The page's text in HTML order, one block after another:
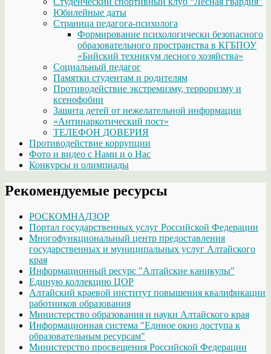
Юбилейные даты
Страница педагога-психолога
Формирование психологически безопасного
образовательного пространства в КГБПОУ
«Бийский техникум лесного хозяйства»
Социальный педагог
Памятки студентам и родителям
Противодействие экстремизму, терроризму и
ксенофобии
Защита детей от нежелательной информации
«Антинаркотический пост»
ТЕЛЕФОН ДОВЕРИЯ
Противодействие коррупции
Фото и видео с Нами и о Нас
Конкурсы и олимпиады
Рекомендуемые ресурсы
РОСКОМНАДЗОР
Портал государственных услуг Российской Федерации
Многофункциональный центр предоставления
государственных и муниципальных услуг Алтайского
края
Информационный ресурс "Алтайские каникулы"
Единую коллекцию ЦОР
Алтайский краевой институт повышения квалификации
работников образования
Министерство образования и науки Алтайского края
Информационная система "Единое окно доступа к
образовательным ресурсам"
Министерство просвещения Российской Федерации